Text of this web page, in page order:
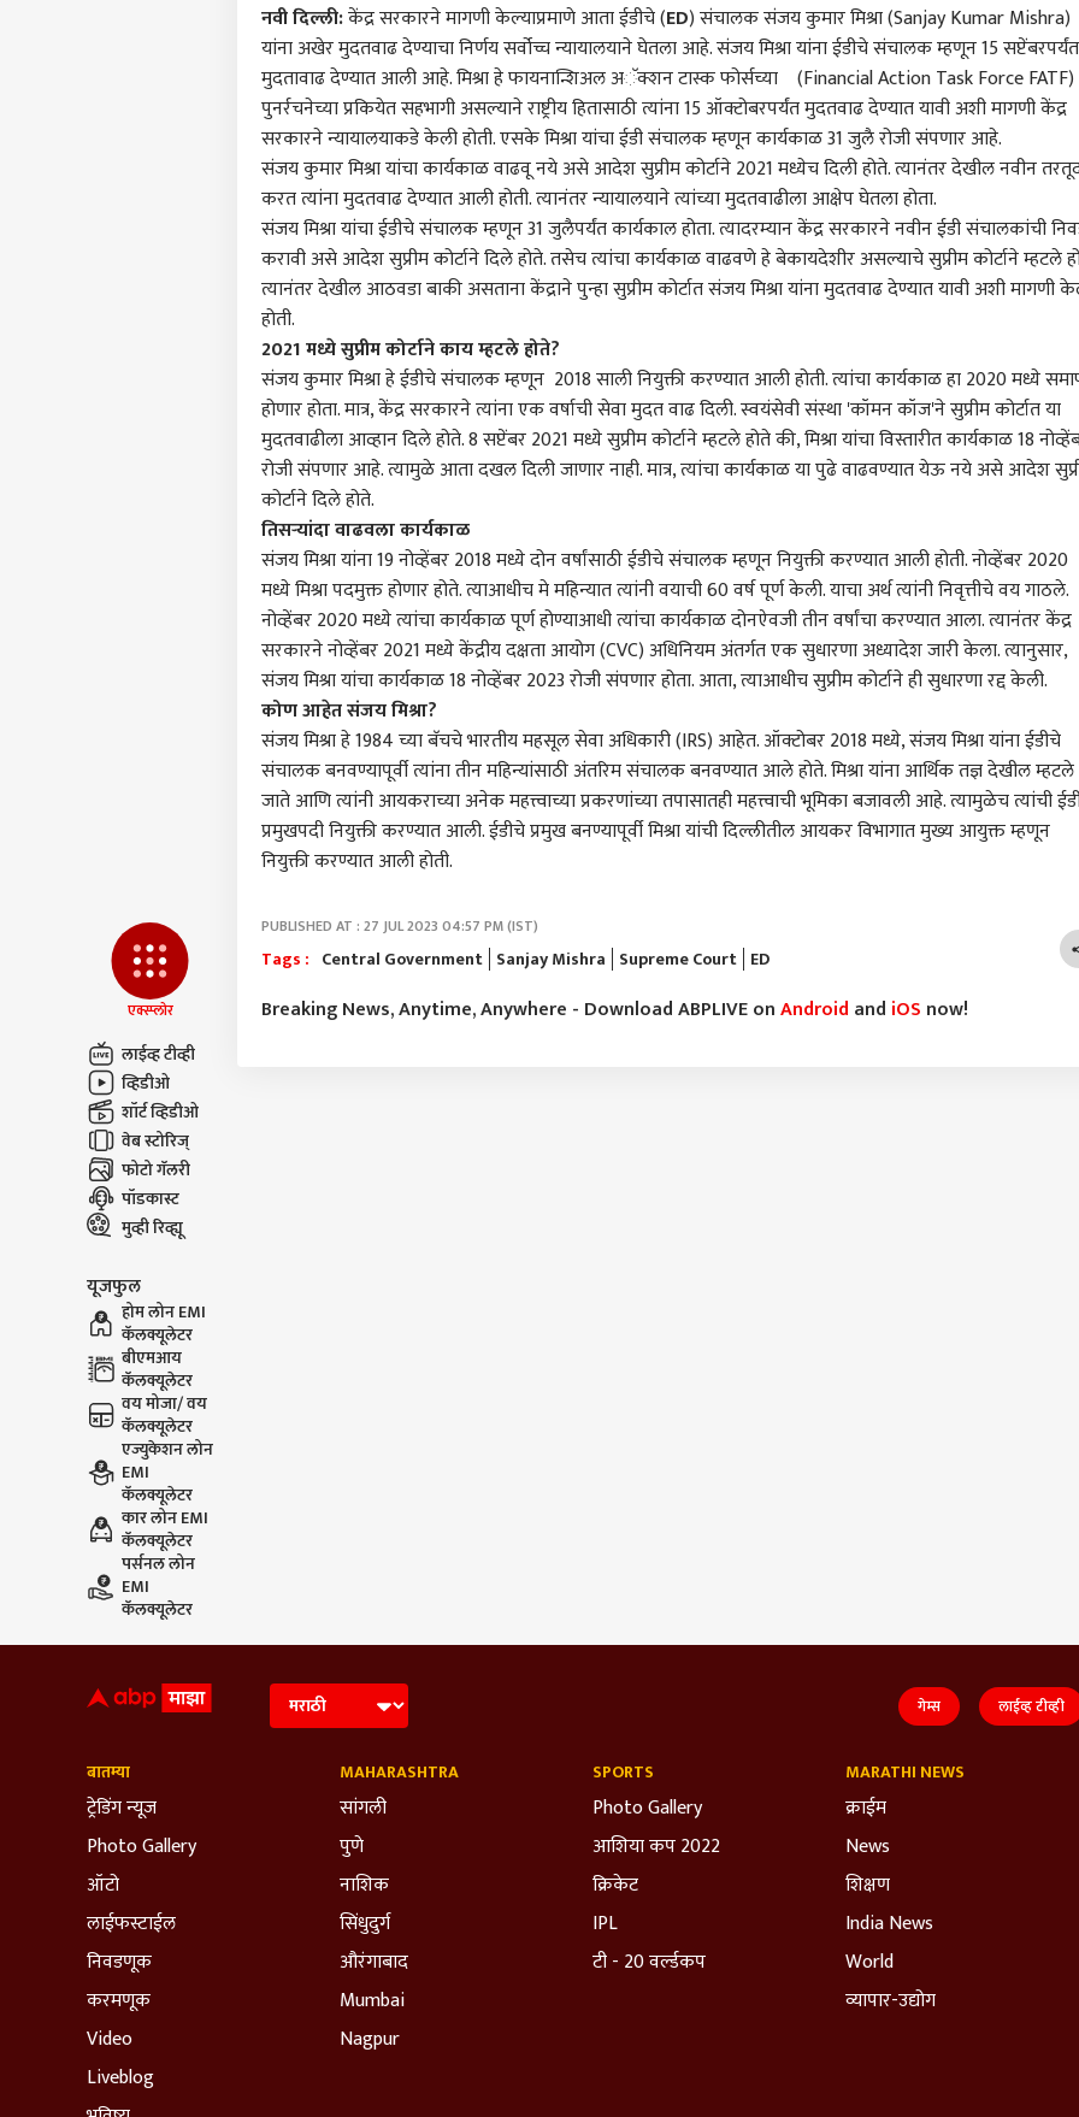
एक्स्प्लोर
लाईव्ह टीव्ही
व्हिडीओ
शॉर्ट व्हिडीओ
वेब स्टोरिज्
फोटो गॅलरी
पॉडकास्ट
मुव्ही रिव्ह्यू
यूजफुल
होम लोन EMI
कॅलक्यूलेटर
बीएमआय
कॅलक्यूलेटर
वय मोजा/ वय
कॅलक्यूलेटर
एज्युकेशन लोन
EMI
कॅलक्यूलेटर
कार लोन EMI
कॅलक्यूलेटर
पर्सनल लोन
EMI
कॅलक्यूलेटर
नवी दिल्ली:केंद्र सरकारने मागणी केल्याप्रमाणे आता ईडीचे (ED) संचालक संजय कुमार मिश्रा (Sanjay Kumar Mishra)
यांना अखेर मुदतवाढ देण्याचा निर्णय सर्वोच्च न्यायालयाने घेतला आहे. संजय मिश्रा यांना ईडीचे संचालक म्हणून 15 सप्टेंबरपर्यंत
मुदतावाढ देण्यात आली आहे. मिश्रा हे फायनान्शिअल अॅक्शन टास्क फोर्सच्या (Financial Action Task Force FATF)
पुनर्रचनेच्या प्रकियेत सहभागी असल्याने राष्ट्रीय हितासाठी त्यांना 15 ऑक्टोबरपर्यंत मुदतवाढ देण्यात यावी अशी मागणी केंद्र
सरकारने न्यायालयाकडे केली होती. एसके मिश्रा यांचा ईडी संचालक म्हणून कार्यकाळ 31 जुलै रोजी संपणार आहे.
संजय कुमार मिश्रा यांचा कार्यकाळ वाढवू नये असे आदेश सुप्रीम कोर्टाने 2021 मध्येच दिली होते. त्यानंतर देखील नवीन
करत त्यांना मुदतवाढ देण्यात आली होती. त्यानंतर न्यायालयाने त्यांच्या मुदतवाढीला आक्षेप घेतला होता.
संजय मिश्रा यांचा ईडीचे संचालक म्हणून 31 जुलैपर्यंत कार्यकाल होता. त्यादरम्यान केंद्र सरकारने नवीन ईडी संचालकांची
करावी असे आदेश सुप्रीम कोर्टाने दिले होते. तसेच त्यांचा कार्यकाळ वाढवणे हे बेकायदेशीर असल्याचे सुप्रीम कोर्टाने म्हटले
त्यानंतर देखील आठवडा बाकी असताना केंद्राने पुन्हा सुप्रीम कोर्टात संजय मिश्रा यांना मुदतवाढ देण्यात यावी अशी मागणी
होती.
2021 मध्ये सुप्रीम कोर्टाने काय म्हटले होते?
संजय कुमार मिश्रा हे ईडीचे संचालक म्हणून 2018 साली नियुक्ती करण्यात आली होती. त्यांचा कार्यकाळ हा 2020 मध्ये
होणार होता. मात्र, केंद्र सरकारने त्यांना एक वर्षाची सेवा मुदत वाढ दिली. स्वयंसेवी संस्था 'कॉमन कॉज'ने सुप्रीम कोर्टात या
मुदतवाढीला आव्हान दिले होते. 8 सप्टेंबर 2021 मध्ये सुप्रीम कोर्टाने म्हटले होते की, मिश्रा यांचा विस्तारीत कार्यकाळ 18
रोजी संपणार आहे. त्यामुळे आता दखल दिली जाणार नाही. मात्र, त्यांचा कार्यकाळ या पुढे वाढवण्यात येऊ नये असे आदेश
कोर्टाने दिले होते.
तिसऱ्यांदा वाढवला कार्यकाळ
संजय मिश्रा यांना 19 नोव्हेंबर 2018 मध्ये दोन वर्षांसाठी ईडीचे संचालक म्हणून नियुक्ती करण्यात आली होती. नोव्हेंबर 2020
मध्ये मिश्रा पदमुक्त होणार होते. त्याआधीच मे महिन्यात त्यांनी वयाची 60 वर्ष पूर्ण केली. याचा अर्थ त्यांनी निवृत्तीचे वय गाठले.
नोव्हेंबर 2020 मध्ये त्यांचा कार्यकाळ पूर्ण होण्याआधी त्यांचा कार्यकाळ दोनऐवजी तीन वर्षांचा करण्यात आला. त्यानंतर केंद्र
सरकारने नोव्हेंबर 2021 मध्ये केंद्रीय दक्षता आयोग (CVC) अधिनियम अंतर्गत एक सुधारणा अध्यादेश जारी केला. त्यानुसार,
संजय मिश्रा यांचा कार्यकाळ 18 नोव्हेंबर 2023 रोजी संपणार होता. आता, त्याआधीच सुप्रीम कोर्टाने ही सुधारणा रद्द केली.
कोण आहेत संजय मिश्रा?
संजय मिश्रा हे 1984 च्या बॅचचे भारतीय महसूल सेवा अधिकारी (IRS) आहेत. ऑक्टोबर 2018 मध्ये, संजय मिश्रा यांना ईडीचे
संचालक बनवण्यापूर्वी त्यांना तीन महिन्यांसाठी अंतरिम संचालक बनवण्यात आले होते. मिश्रा यांना आर्थिक तज्ञ देखील म्हटले
जाते आणि त्यांनी आयकराच्या अनेक महत्त्वाच्या प्रकरणांच्या तपासातही महत्त्वाची भूमिका बजावली आहे. त्यामुळेच त्यांची
प्रमुखपदी नियुक्ती करण्यात आली. ईडीचे प्रमुख बनण्यापूर्वी मिश्रा यांची दिल्लीतील आयकर विभागात मुख्य आयुक्त म्हणून
नियुक्ती करण्यात आली होती.
PUBLISHED AT : 27 JUL 2023 04:57 PM (IST)
Tags : Central Government Sanjay Mishra Supreme Court ED
Breaking News, Anytime, Anywhere - Download ABPLIVE onAndroid and iOS now!
हॅलो गेस्ट
आमच्यासोबत जाहिरात करा
प्रायव्हसी पॉलिसी
संपर्क साधा
करिअर
फीडबॅक
आमच्याबद्दल
LOGIN
पर्सनल कॉर्नर
टॉप आर्टिकल टॉप रील्स
चीनला भारताचे चोख प्रत्युत्तर,
अरुणाचल प्रदेशातील 27
ठिकाणांची अधिकृत नावे
संसदेत घडामोडींना वेग!
काँग्रेसकडून तीन ओळींचा
'व्हिप' जारी; NDA च्या सर्व
आदेश
पाकिस्तानवरचा हल्ला हा
सौदी अन् तुर्कीवरील हल्ला
समजला जाईल; मुस्लिम
मोठी प्रतिक्रिया
शाई
राजकारण
'हाथी चले बाजार में, बाकी
देशभक्ती दुसऱ्यांनी
शिकवायची गरज नाही,
मोदीजींच्या निवासाबाहेर
भारत
भाजपमधील आवडता नेता
व्यापार-उद्योग
पाच दिवसांमध्ये सोने
गेम्स लाईव्ह टीव्ही
बातम्या
ट्रेडिंग न्यूज
Photo Gallery
ऑटो
लाईफस्टाईल
निवडणूक
करमणूक
Video
Liveblog
MAHARASHTRA
सांगली
पुणे
नाशिक
सिंधुदुर्ग
औरंगाबाद
Mumbai
Nagpur
SPORTS
Photo Gallery
आशिया कप 2022
क्रिकेट
IPL
टी - 20 वर्ल्डकप
MARATHI NEWS
क्राईम
News
शिक्षण
India News
World
व्यापार-उद्योग